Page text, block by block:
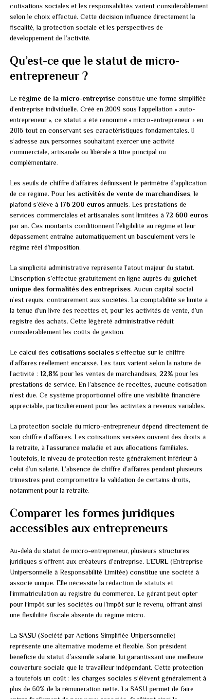
cotisations sociales et les responsabilités varient considérablement
selon le choix effectué. Cette décision influence directement la
fiscalité, la protection sociale et les perspectives de
développement de l’activité.
Qu’est-ce que le statut de micro-
entrepreneur ?
Le régime de la micro-entreprise constitue une forme simplifiée
d’entreprise individuelle. Créé en 2009 sous l’appellation « auto-
entrepreneur », ce statut a été renommé « micro-entrepreneur » en
2016 tout en conservant ses caractéristiques fondamentales. Il
s’adresse aux personnes souhaitant exercer une activité
commerciale, artisanale ou libérale à titre principal ou
complémentaire.
Les seuils de chiffre d’affaires définissent le périmètre d’application
de ce régime. Pour les activités de vente de marchandises, le
plafond s’élève à 176 200 euros annuels. Les prestations de
services commerciales et artisanales sont limitées à 72 600 euros
par an. Ces montants conditionnent l’éligibilité au régime et leur
dépassement entraîne automatiquement un basculement vers le
régime réel d’imposition.
La simplicité administrative représente l’atout majeur du statut.
L’inscription s’effectue gratuitement en ligne auprès du guichet
unique des formalités des entreprises. Aucun capital social
n’est requis, contrairement aux sociétés. La comptabilité se limite à
la tenue d’un livre des recettes et, pour les activités de vente, d’un
registre des achats. Cette légèreté administrative réduit
considérablement les coûts de gestion.
Le calcul des cotisations sociales s’effectue sur le chiffre
d’affaires réellement encaissé. Les taux varient selon la nature de
l’activité : 12,8% pour les ventes de marchandises, 22% pour les
prestations de service. En l’absence de recettes, aucune cotisation
n’est due. Ce système proportionnel offre une visibilité financière
appréciable, particulièrement pour les activités à revenus variables.
La protection sociale du micro-entrepreneur dépend directement de
son chiffre d’affaires. Les cotisations versées ouvrent des droits à
la retraite, à l’assurance maladie et aux allocations familiales.
Toutefois, le niveau de protection reste généralement inférieur à
celui d’un salarié. L’absence de chiffre d’affaires pendant plusieurs
trimestres peut compromettre la validation de certains droits,
notamment pour la retraite.
Comparer les formes juridiques
accessibles aux entrepreneurs
Au-delà du statut de micro-entrepreneur, plusieurs structures
juridiques s’offrent aux créateurs d’entreprise. L’EURL (Entreprise
Unipersonnelle à Responsabilité Limitée) constitue une société à
associé unique. Elle nécessite la rédaction de statuts et
l’immatriculation au registre du commerce. Le gérant peut opter
pour l’impôt sur les sociétés ou l’impôt sur le revenu, offrant ainsi
une flexibilité fiscale absente du régime micro.
La SASU (Société par Actions Simplifiée Unipersonnelle)
représente une alternative moderne et flexible. Son président
bénéficie du statut d’assimilé salarié, lui garantissant une meilleure
couverture sociale que le travailleur indépendant. Cette protection
a toutefois un coût : les charges sociales s’élèvent généralement à
plus de 60% de la rémunération nette. La SASU permet de faire